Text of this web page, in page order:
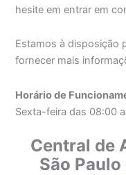
hesite em entrar em
Estamos à disposição
fornecer mais
Horário de
Sexta-feira das 08:00
Central de
São